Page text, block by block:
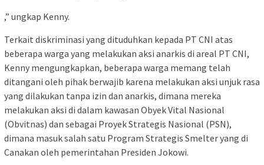
,” ungkap Kenny.
Terkait diskriminasi yang dituduhkan kepada PT CNI atas
beberapa warga yang melakukan aksi anarkis di areal PT CNI,
Kenny mengungkapkan, beberapa warga memang telah
ditangani oleh pihak berwajib karena melakukan aksi unjuk rasa
yang dilakukan tanpa izin dan anarkis, dimana mereka
melakukan aksi di dalam kawasan Obyek Vital Nasional
(Obvitnas) dan sebagai Proyek Strategis Nasional (PSN),
dimana masuk salah satu Program Strategis Smelter yang di
Canakan oleh pemerintahan Presiden Jokowi.